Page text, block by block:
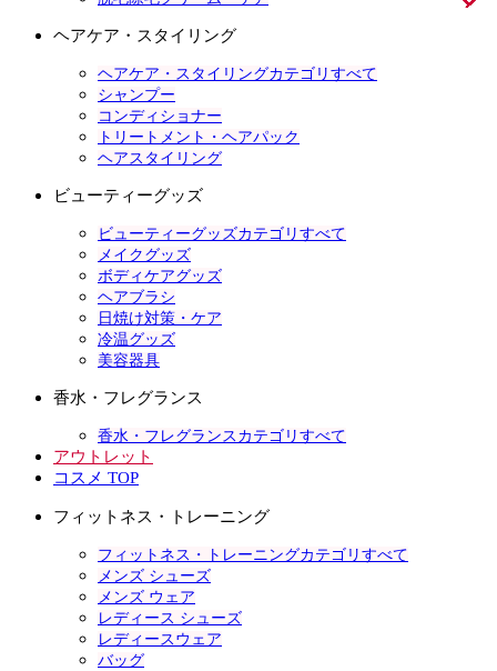
ヘアケア・スタイリング
ヘアケア・スタイリングカテゴリすべて
シャンプー
コンディショナー
トリートメント・ヘアパック
ヘアスタイリング
ビューティーグッズ
ビューティーグッズカテゴリすべて
メイクグッズ
ボディケアグッズ
ヘアブラシ
日焼け対策・ケア
冷温グッズ
美容器具
香水・フレグランス
香水・フレグランスカテゴリすべて
アウトレット
コスメ TOP
フィットネス・トレーニング
フィットネス・トレーニングカテゴリすべて
メンズ シューズ
メンズ ウェア
レディース シューズ
レディースウェア
バッグ